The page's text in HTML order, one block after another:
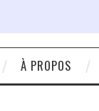
À PROPOS